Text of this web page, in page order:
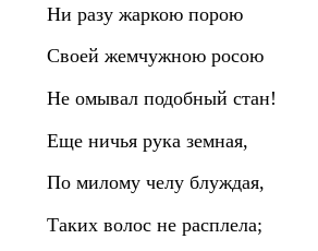
Ни разу жаркою порою
Своей жемчужною росою
Не омывал подобный стан!
Еще ничья рука земная,
По милому челу блуждая,
Таких волос не расплела;